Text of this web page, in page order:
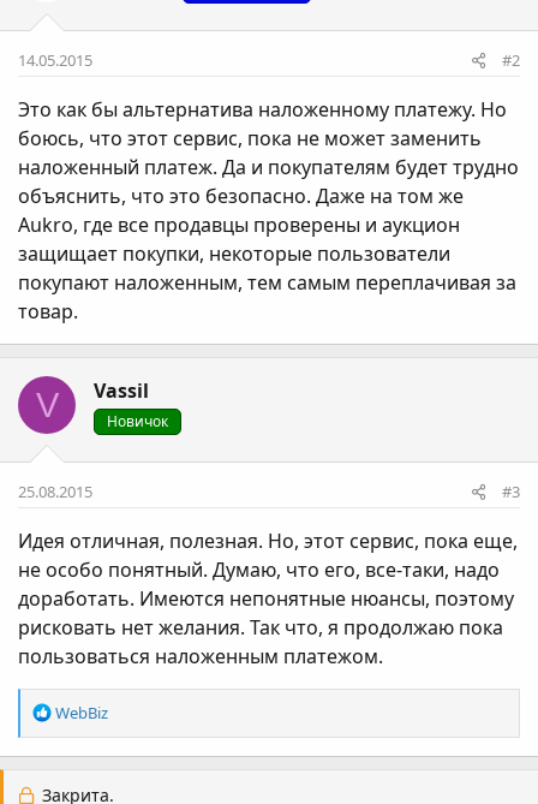
14.05.2015 #2
Это как бы альтернатива наложенному платежу. Но
боюсь, что этот сервис, пока не может заменить
наложенный платеж. Да и покупателям будет трудно
объяснить, что это безопасно. Даже на том же
Aukro, где все продавцы проверены и аукцион
защищает покупки, некоторые пользователи
покупают наложенным, тем самым переплачивая за
товар.
V Vassil
Новичок
25.08.2015 #3
Идея отличная, полезная. Но, этот сервис, пока еще,
не особо понятный. Думаю, что его, все-таки, надо
доработать. Имеются непонятные нюансы, поэтому
рисковать нет желания. Так что, я продолжаю пока
пользоваться наложенным платежом.
Р
е
а
WebBiz
Закрита.